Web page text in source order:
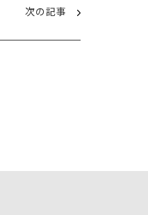
次の記事